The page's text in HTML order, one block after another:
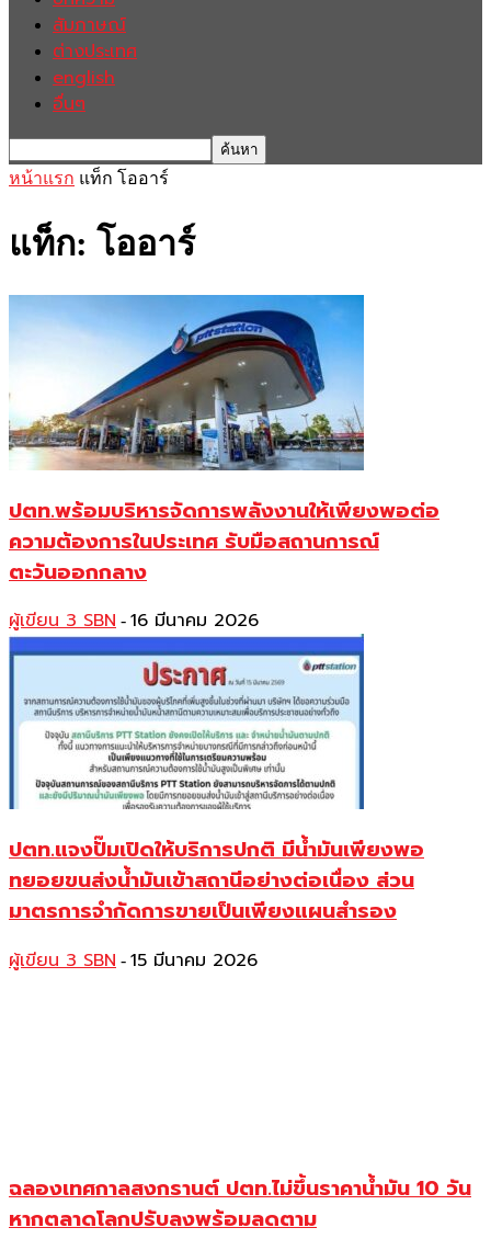
สัมภาษณ์
ต่างประเทศ
english
อื่นๆ
หน้าแรก แท็ก โออาร์
แท็ก: โออาร์
ปตท.พร้อมบริหารจัดการพลังงานให้เพียงพอต่อ
ความต้องการในประเทศ รับมือสถานการณ์
ตะวันออกกลาง
ผู้เขียน 3 SBN - 16 มีนาคม 2026
ปตท.แจงปั๊มเปิดให้บริการปกติ มีน้ำมันเพียงพอ
ทยอยขนส่งน้ำมันเข้าสถานีอย่างต่อเนื่อง ส่วน
มาตรการจำกัดการขายเป็นเพียงแผนสำรอง
ผู้เขียน 3 SBN - 15 มีนาคม 2026
ฉลองเทศกาลสงกรานต์ ปตท.ไม่ขึ้นราคาน้ำมัน 10 วัน
หากตลาดโลกปรับลงพร้อมลดตาม